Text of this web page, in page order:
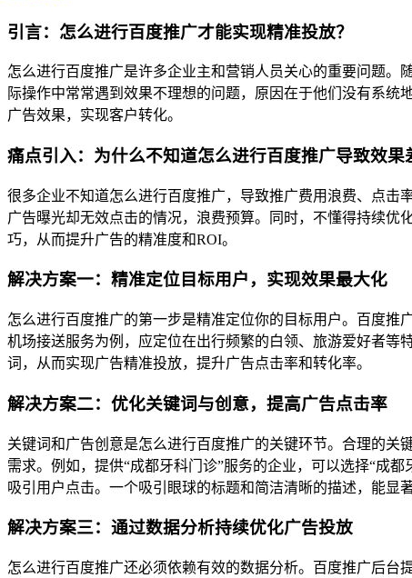
引言：怎么进行百度推广才能实现精准投放？
怎么进行百度推广是许多企业主和营销人员关心的重要问题
际操作中常常遇到效果不理想的问题，原因在于他们没有系
广告效果，实现客户转化。
痛点引入：为什么不知道怎么进行百度推广导致效果
很多企业不知道怎么进行百度推广，导致推广费用浪费、点
广告曝光却无效点击的情况，浪费预算。同时，不懂得持续
巧，从而提升广告的精准度和ROI。
解决方案一：精准定位目标用户，实现效果最大化
怎么进行百度推广的第一步是精准定位你的目标用户。百度
机场接送服务为例，应定位在出行频繁的白领、旅游爱好者
词，从而实现广告精准投放，提升广告点击率和转化率。
解决方案二：优化关键词与创意，提高广告点击率
关键词和广告创意是怎么进行百度推广的关键环节。合理的
需求。例如，提供“成都牙科门诊”服务的企业，可以选择“成
吸引用户点击。一个吸引眼球的标题和简洁清晰的描述，能显
解决方案三：通过数据分析持续优化广告投放
怎么进行百度推广还必须依赖有效的数据分析。百度推广后